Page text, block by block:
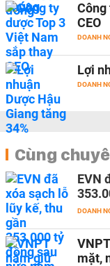
Công
CEO
DOANH
Lợi
DOANH
Cùng
EVN
DOANH
mặt,